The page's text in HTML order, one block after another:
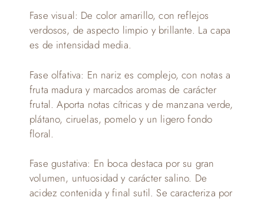
Fase visual: De color amarillo, con reflejos
verdosos, de aspecto limpio y brillante. La capa
es de intensidad media.
Fase olfativa: En nariz es complejo, con notas a
fruta madura y marcados aromas de carácter
frutal. Aporta notas cítricas y de manzana verde,
plátano, ciruelas, pomelo y un ligero fondo
floral.
Fase gustativa: En boca destaca por su gran
volumen, untuosidad y carácter salino. De
acidez contenida y final sutil. Se caracteriza por